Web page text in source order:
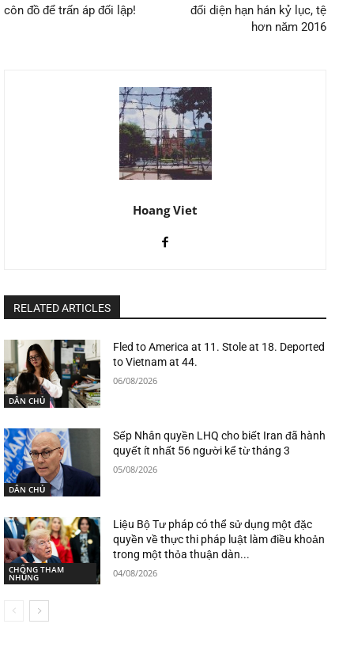
côn đồ để trấn áp đối lập!
đối diện hạn hán kỷ lục, tệ
hơn năm 2016
Hoang Viet
RELATED ARTICLES
DÂN CHỦ
Fled to America at 11. Stole at 18. Deported
to Vietnam at 44.
06/08/2026
DÂN CHỦ
Sếp Nhân quyền LHQ cho biết Iran đã hành
quyết ít nhất 56 người kể từ tháng 3
05/08/2026
CHỐNG THAM
NHŨNG
Liệu Bộ Tư pháp có thể sử dụng một đặc
quyền về thực thi pháp luật làm điều khoản
trong một thỏa thuận dàn...
04/08/2026